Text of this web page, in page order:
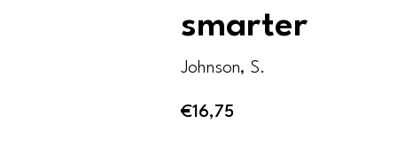
smarter
Johnson, S.
€16,75